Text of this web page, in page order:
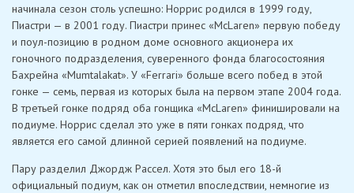
начинала сезон столь успешно: Норрис родился в 1999 году,
Пиастри — в 2001 году. Пиастри принес «McLaren» первую победу
и поул-позицию в родном доме основного акционера их
гоночного подразделения, суверенного фонда благосостояния
Бахрейна «Mumtalakat». У «Ferrari» больше всего побед в этой
гонке — семь, первая из которых была на первом этапе 2004 года.
В третьей гонке подряд оба гонщика «McLaren» финишировали на
подиуме. Норрис сделал это уже в пяти гонках подряд, что
является его самой длинной серией появлений на подиуме.
Пару разделил Джордж Рассел. Хотя это был его 18-й
официальный подиум, как он отметил впоследствии, немногие из